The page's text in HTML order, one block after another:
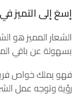
إسعَ إلى التميز
الشعار المميز هو
بسهولة عن باقي
فهو يملك خواص
رؤية وتوجه عمل